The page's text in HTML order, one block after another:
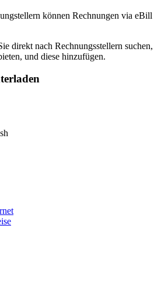
können Rechnungen via eBill
direkt nach Rechnungsstellern suchen,
und diese hinzufügen.